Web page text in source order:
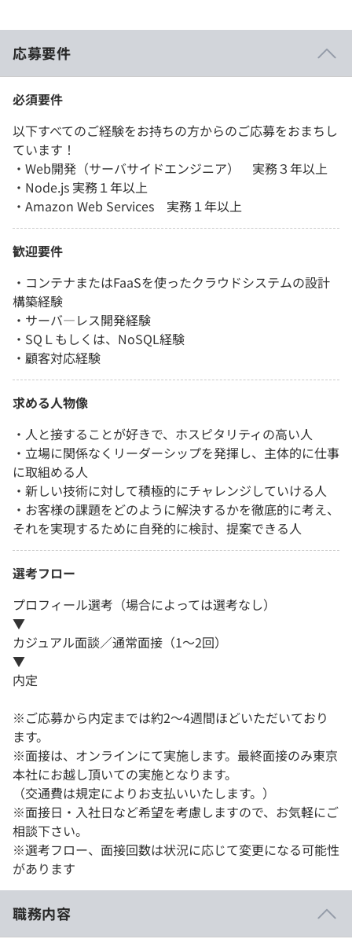
応募要件
必須要件
以下すべてのご経験をお持ちの方からのご応募をおまちし
ています！
・Web開発（サーバサイドエンジニア） 実務３年以上
・Node.js 実務１年以上
・Amazon Web Services 実務１年以上
歓迎要件
・コンテナまたはFaaSを使ったクラウドシステムの設計
構築経験
・サーバ―レス開発経験
・SQＬもしくは、NoSQL経験
・顧客対応経験
求める人物像
・人と接することが好きで、ホスピタリティの高い人
・立場に関係なくリーダーシップを発揮し、主体的に仕事
に取組める人
・新しい技術に対して積極的にチャレンジしていける人
・お客様の課題をどのように解決するかを徹底的に考え、
それを実現するために自発的に検討、提案できる人
選考フロー
プロフィール選考（場合によっては選考なし）
▼
カジュアル面談／通常面接（1～2回）
▼
内定
※ご応募から内定までは約2〜4週間ほどいただいており
ます。
※面接は、オンラインにて実施します。最終面接のみ東京
本社にお越し頂いての実施となります。
（交通費は規定によりお支払いいたします。）
※面接日・入社日など希望を考慮しますので、お気軽にご
相談下さい。
※選考フロー、面接回数は状況に応じて変更になる可能性
があります
職務内容